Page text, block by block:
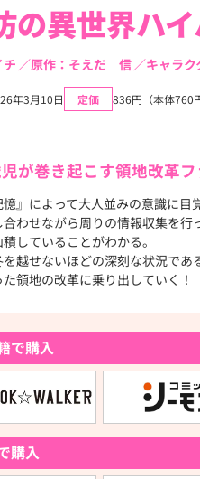
の異世界ハイ
原作：そえだ 信 キャラ
年3月10日 定価 836円（本体760
が巻き起こす領地改革フ
』によって大人並みの意識に目
わせながら周りの情報収集を
していることがわかる。
越せないほどの深刻な状況で
領地の改革に乗り出していく！
で購入
購入